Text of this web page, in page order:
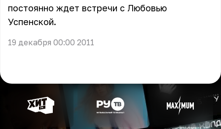
постоянно ждет встречи с Любовью
Успенской.
19 декабря 00:00 2011